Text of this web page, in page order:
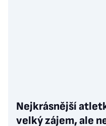
Nejkrásnější
velký zájem, ale